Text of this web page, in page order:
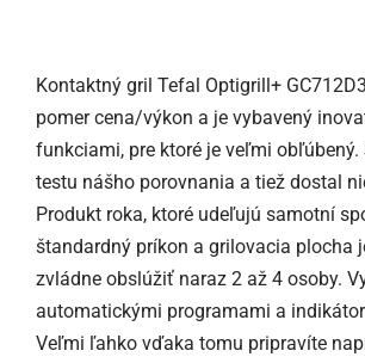
Kontaktný gril Tefal Optigrill+
pomer cena/výkon a je vybavený
funkciami, pre ktoré je veľmi
testu nášho porovnania a tiež dostal
Produkt roka, ktoré udeľujú samotní
štandardný príkon a grilovacia plocha
zvládne obslúžiť naraz 2 až 4 osoby.
automatickými programami a
Veľmi ľahko vďaka tomu pripravíte